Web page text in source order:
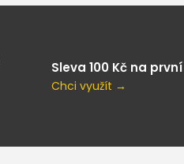
Sleva 100 Kč na
Chci využít →